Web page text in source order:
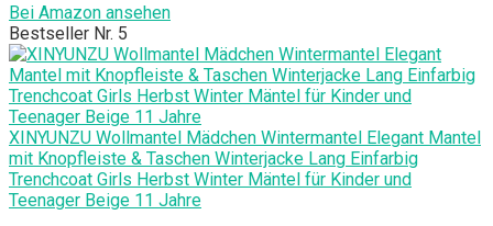
Bei Amazon ansehen
Bestseller Nr. 5
XINYUNZU Wollmantel Mädchen Wintermantel Elegant Mantel
mit Knopfleiste & Taschen Winterjacke Lang Einfarbig
Trenchcoat Girls Herbst Winter Mäntel für Kinder und
Teenager Beige 11 Jahre